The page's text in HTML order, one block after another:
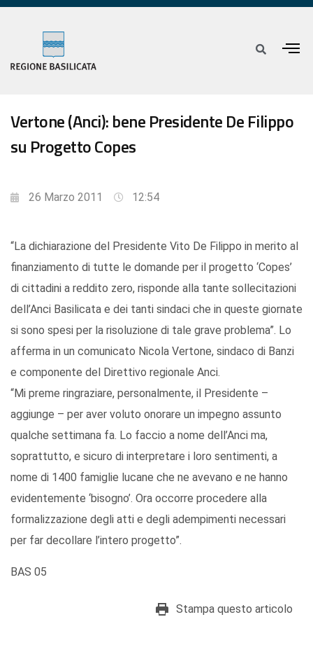
Vertone (Anci): bene Presidente De Filippo
su Progetto Copes
26 Marzo 2011 12:54
“La dichiarazione del Presidente Vito De Filippo in merito al
finanziamento di tutte le domande per il progetto ‘Copes’
di cittadini a reddito zero, risponde alla tante sollecitazioni
dell’Anci Basilicata e dei tanti sindaci che in queste giornate
si sono spesi per la risoluzione di tale grave problema”. Lo
afferma in un comunicato Nicola Vertone, sindaco di Banzi
e componente del Direttivo regionale Anci.
“Mi preme ringraziare, personalmente, il Presidente –
aggiunge – per aver voluto onorare un impegno assunto
qualche settimana fa. Lo faccio a nome dell’Anci ma,
soprattutto, e sicuro di interpretare i loro sentimenti, a
nome di 1400 famiglie lucane che ne avevano e ne hanno
evidentemente ‘bisogno’. Ora occorre procedere alla
formalizzazione degli atti e degli adempimenti necessari
per far decollare l’intero progetto”.
BAS 05
Stampa questo articolo